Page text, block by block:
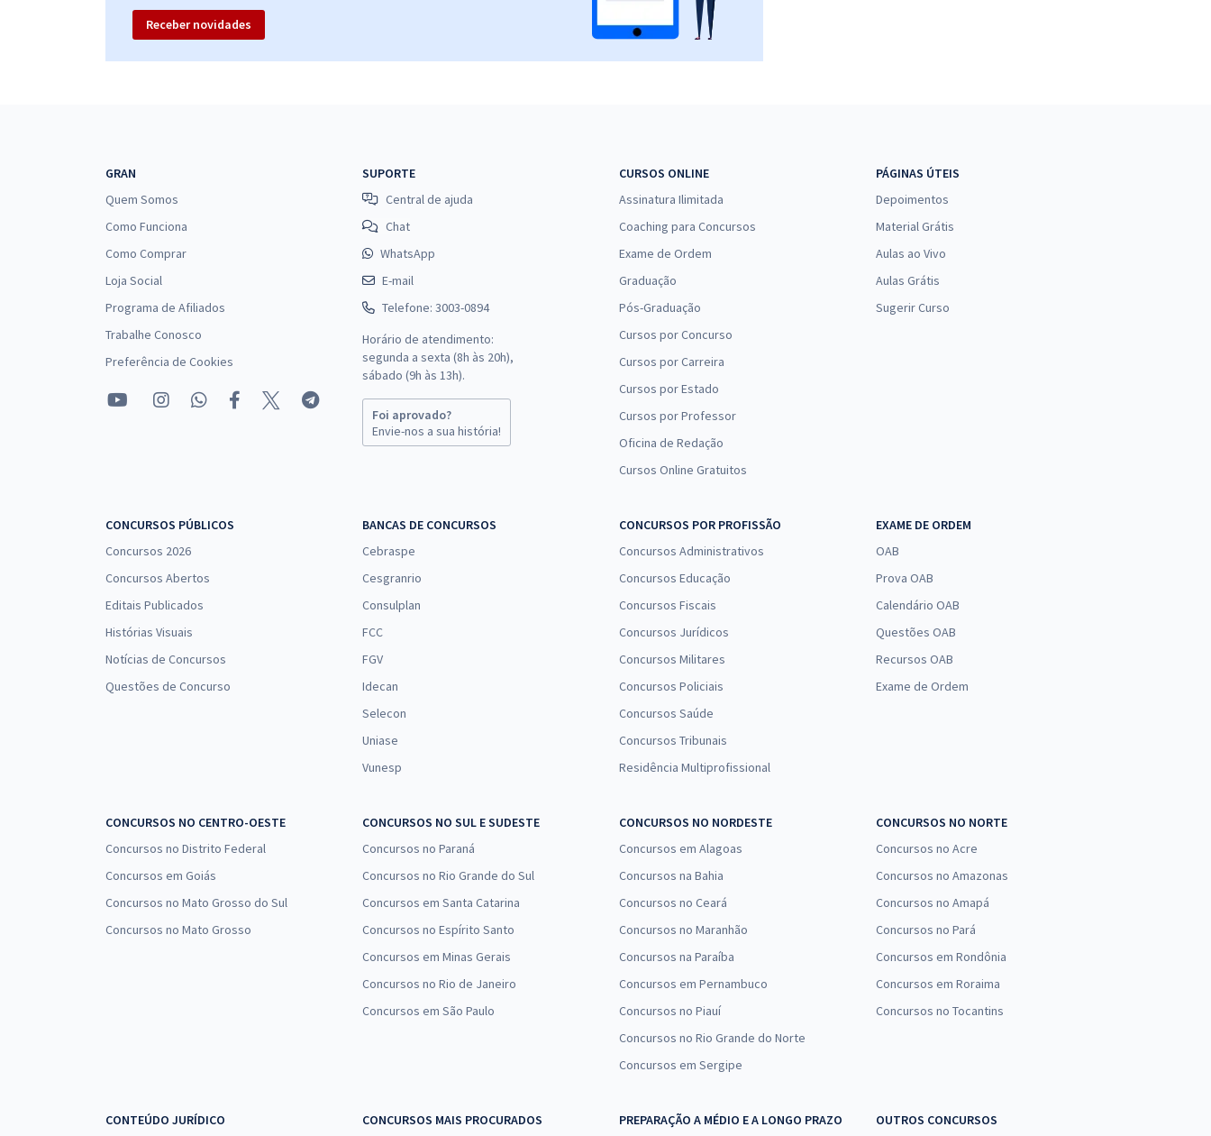
Receber novidades
GRAN
Quem Somos
Como Funciona
Como Comprar
Loja Social
Programa de Afiliados
Trabalhe Conosco
Preferência de Cookies
SUPORTE
Central de ajuda
Chat
WhatsApp
E-mail
Telefone: 3003-0894
Horário de atendimento:
segunda a sexta (8h às 20h),
sábado (9h às 13h).
Foi aprovado?
Envie-nos a sua história!
CURSOS ONLINE
Assinatura Ilimitada
Coaching para Concursos
Exame de Ordem
Graduação
Pós-Graduação
Cursos por Concurso
Cursos por Carreira
Cursos por Estado
Cursos por Professor
Oficina de Redação
Cursos Online Gratuitos
PÁGINAS ÚTEIS
Depoimentos
Material Grátis
Aulas ao Vivo
Aulas Grátis
Sugerir Curso
CONCURSOS PÚBLICOS
Concursos 2026
Concursos Abertos
Editais Publicados
Histórias Visuais
Notícias de Concursos
Questões de Concurso
BANCAS DE CONCURSOS
Cebraspe
Cesgranrio
Consulplan
FCC
FGV
Idecan
Selecon
Uniase
Vunesp
CONCURSOS POR PROFISSÃO
Concursos Administrativos
Concursos Educação
Concursos Fiscais
Concursos Jurídicos
Concursos Militares
Concursos Policiais
Concursos Saúde
Concursos Tribunais
Residência Multiprofissional
EXAME DE ORDEM
OAB
Prova OAB
Calendário OAB
Questões OAB
Recursos OAB
Exame de Ordem
CONCURSOS NO CENTRO-OESTE
Concursos no Distrito Federal
Concursos em Goiás
Concursos no Mato Grosso do Sul
Concursos no Mato Grosso
CONCURSOS NO SUL E SUDESTE
Concursos no Paraná
Concursos no Rio Grande do Sul
Concursos em Santa Catarina
Concursos no Espírito Santo
Concursos em Minas Gerais
Concursos no Rio de Janeiro
Concursos em São Paulo
CONCURSOS NO NORDESTE
Concursos em Alagoas
Concursos na Bahia
Concursos no Ceará
Concursos no Maranhão
Concursos na Paraíba
Concursos em Pernambuco
Concursos no Piauí
Concursos no Rio Grande do Norte
Concursos em Sergipe
CONCURSOS NO NORTE
Concursos no Acre
Concursos no Amazonas
Concursos no Amapá
Concursos no Pará
Concursos em Rondônia
Concursos em Roraima
Concursos no Tocantins
CONTEÚDO JURÍDICO
CONCURSOS MAIS PROCURADOS
PREPARAÇÃO A MÉDIO E A LONGO PRAZO
OUTROS CONCURSOS